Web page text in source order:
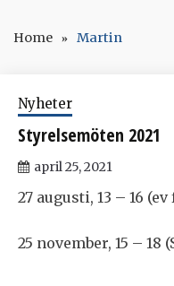
Home Martin
Nyheter
Styrelsemöten 2021
april 25, 2021
27 augusti, 13 – 16
25 november, 15 –